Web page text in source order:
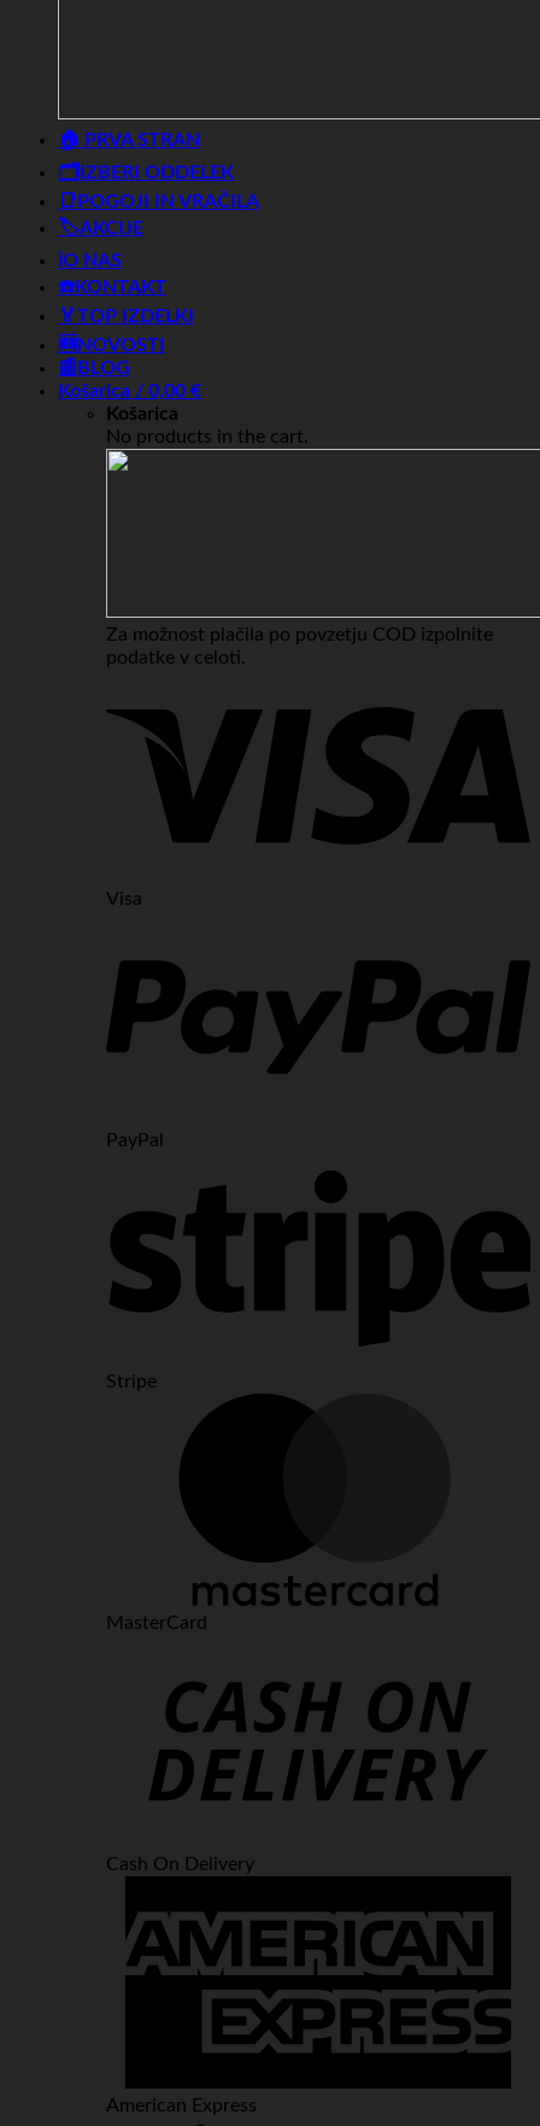
🏠 PRVA STRAN
🗂️IZBERI ODDELEK
📑POGOJI IN VRAČILA
🏷️AKCIJE
ℹ️O NAS
☎️KONTAKT
🏅TOP IZDELKI
🆕NOVOSTI
📰BLOG
Košarica / 0,00 €
Košarica
No products in the cart.
Za možnost plačila po povzetju COD izpolnite
podatke v celoti.
Visa
PayPal
Stripe
MasterCard
Cash On Delivery
American Express